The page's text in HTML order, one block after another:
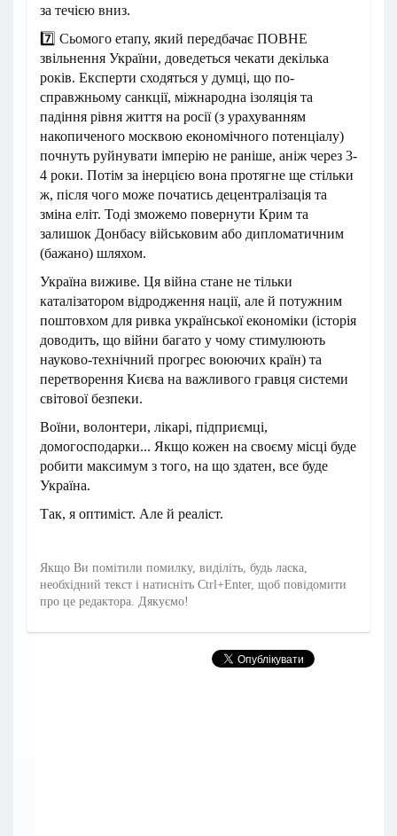
за течією вниз.
7️⃣ Сьомого етапу, який передбачає ПОВНЕ
звільнення України, доведеться чекати декілька
років. Експерти сходяться у думці, що по-
справжньому санкції, міжнародна ізоляція та
падіння рівня життя на росії (з урахуванням
накопиченого москвою економічного потенціалу)
почнуть руйнувати імперію не раніше, аніж через 3-
4 роки. Потім за інерцією вона протягне ще стільки
ж, після чого може початись децентралізація та
зміна еліт. Тоді зможемо повернути Крим та
залишок Донбасу військовим або дипломатичним
(бажано) шляхом.
Україна виживе. Ця війна стане не тільки
каталізатором відродження нації, але й потужним
поштовхом для ривка української економіки (історія
доводить, що війни багато у чому стимулюють
науково-технічний прогрес воюючих країн) та
перетворення Києва на важливого гравця системи
світової безпеки.
Воїни, волонтери, лікарі, підприємці,
домогосподарки... Якщо кожен на своєму місці буде
робити максимум з того, на що здатен, все буде
Україна.
Так, я оптиміст. Але й реаліст.
Якщо Ви помітили помилку, виділіть, будь ласка,
необхідний текст і натисніть Ctrl+Enter, щоб повідомити
про це редактора. Дякуємо!